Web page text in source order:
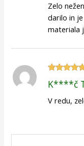
Zelo
darilo in
materiala
od 5
K****č
V redu,